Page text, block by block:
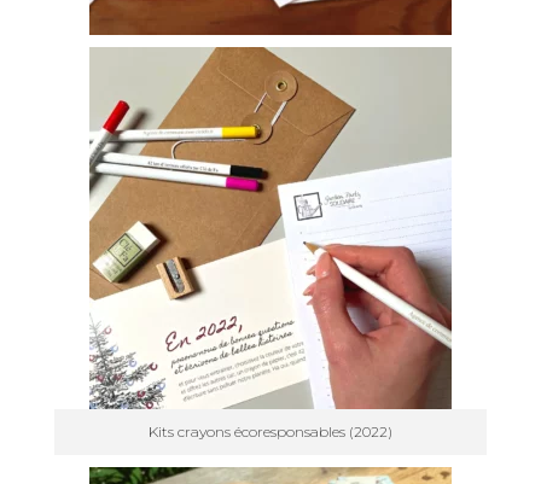
Kits crayons écoresponsables (2022)